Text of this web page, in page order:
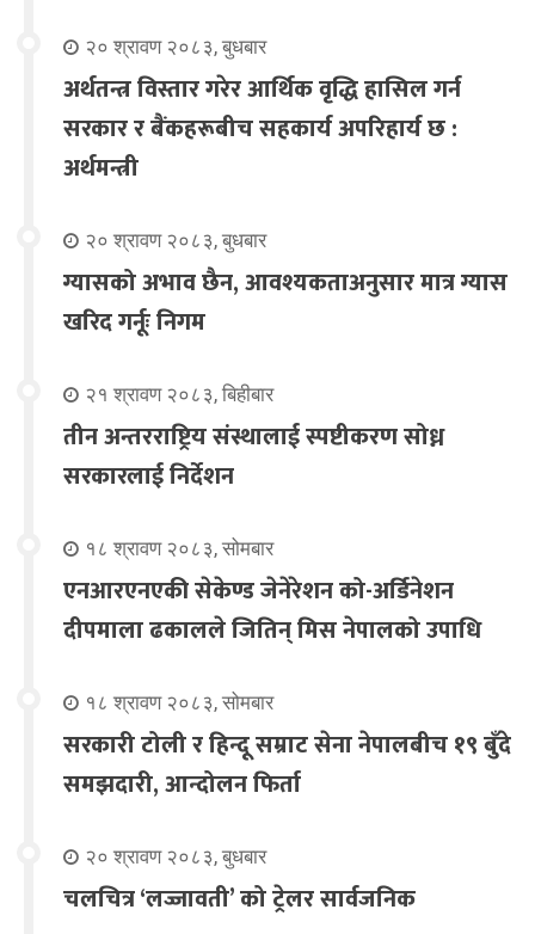
२० श्रावण २०८३, बुधबार
अर्थतन्त्र विस्तार गरेर आर्थिक वृद्धि हासिल गर्न
सरकार र बैंकहरूबीच सहकार्य अपरिहार्य छ :
अर्थमन्त्री
२० श्रावण २०८३, बुधबार
ग्यासको अभाव छैन, आवश्यकताअनुसार मात्र ग्यास
खरिद गर्नूः निगम
२१ श्रावण २०८३, बिहीबार
तीन अन्तरराष्ट्रिय संस्थालाई स्पष्टीकरण सोध्न
सरकारलाई निर्देशन
१८ श्रावण २०८३, सोमबार
एनआरएनएकी सेकेण्ड जेनेरेशन को-अर्डिनेशन
दीपमाला ढकालले जितिन् मिस नेपालको उपाधि
१८ श्रावण २०८३, सोमबार
सरकारी टोली र हिन्दू सम्राट सेना नेपालबीच १९ बुँदे
समझदारी, आन्दोलन फिर्ता
२० श्रावण २०८३, बुधबार
चलचित्र ‘लज्जावती’ को ट्रेलर सार्वजनिक